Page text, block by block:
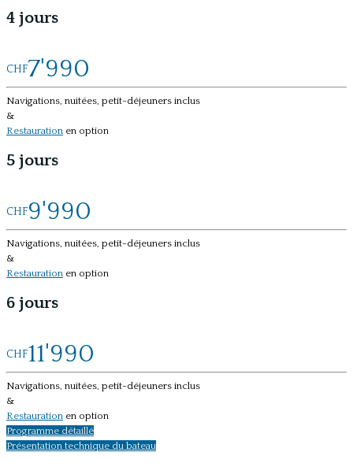
4 jours
CHF7'990
Navigations, nuitées, petit-déjeuners inclus
&
Restauration en option
5 jours
CHF9'990
Navigations, nuitées, petit-déjeuners inclus
&
Restauration en option
6 jours
CHF11'990
Navigations, nuitées, petit-déjeuners inclus
&
Restauration en option
Programme détaillé
Présentation technique du bateau